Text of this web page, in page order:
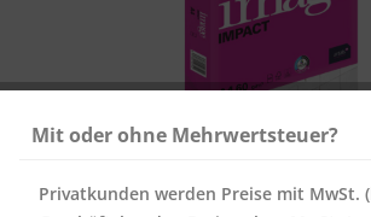
Mit oder ohne Mehrwertsteuer?
Privatkunden werden Preise mit MwSt.